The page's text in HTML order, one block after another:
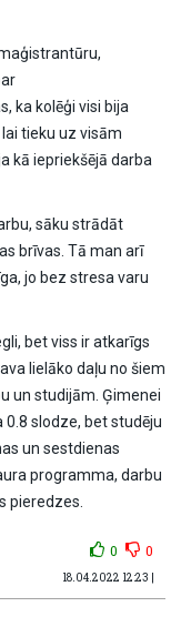
ka kolēģi visi bija
tieku uz visām
kā iepriekšējā darba
sāku strādāt
brīvas. Tā man arī
jo bez stresa varu
bet viss ir atkarīgs
lielāko daļu no šiem
un studijām. Ģimenei
0.8 slodze, bet studēju
un sestdienas
programma, darbu
pieredzes.
0 0
18.04.2022 12:23 |